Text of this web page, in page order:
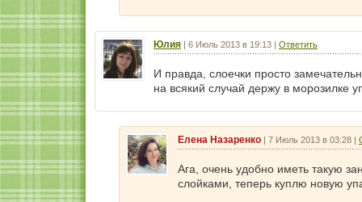
Юлия | 6 Июль 2013 в 19:13 | Ответить
И правда, слоечки просто
на всякий случай держу в морозилке
Елена Назаренко | 7 Июль 2013 в 03:28 |
Ага, очень удобно иметь такую
слойками, теперь куплю новую